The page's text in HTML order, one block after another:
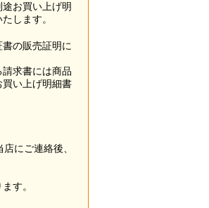
お買い上げ明
します。
の販売証明に
求書には商品
い上げ明細書
にご連絡後、
す。